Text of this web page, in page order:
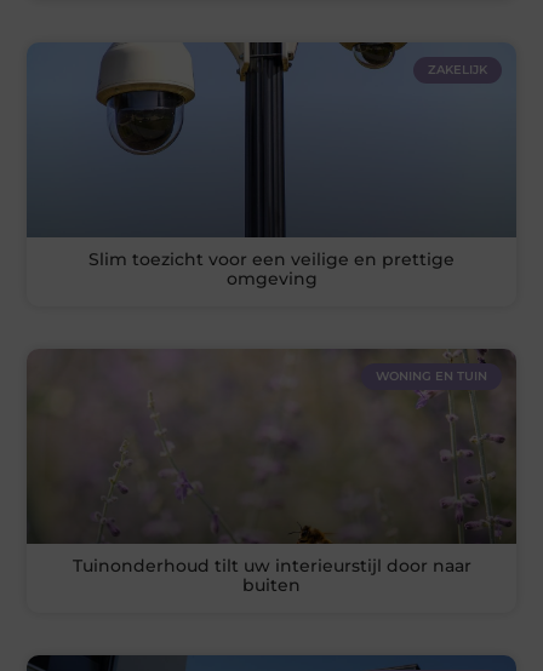
ZAKELIJK
Slim toezicht voor een veilige en prettige
omgeving
WONING EN TUIN
Tuinonderhoud tilt uw interieurstijl door naar
buiten